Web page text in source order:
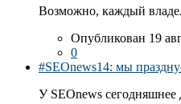
Возможно, каждый
Опубликован 19
0
#SEOnews14: мы
У SEOnews